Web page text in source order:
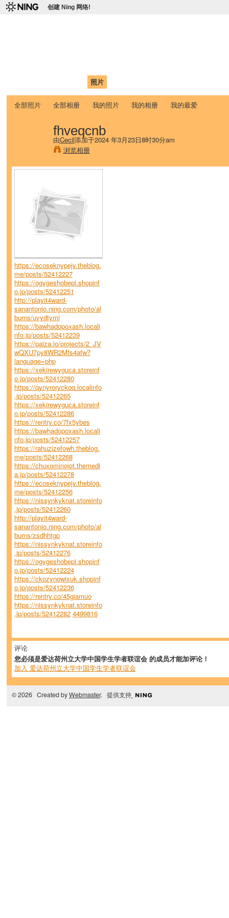
创建 Ning 网络!
照片
全部照片 全部相册 我的照片 我的相册 我的最爱
fhveqcnb
由Cecil添加于2024 年3月23日8时30分am
浏览相册
https://ecoseknypejy.theblog.
me/posts/52412227
https://ogygeshobepi.shopinf
o.jp/posts/52412251
http://playit4ward-
sanantonio.ning.com/photo/al
bums/uvydtymi
https://bawhadopoxash.locali
nfo.jp/posts/52412239
https://paiza.io/projects/2_JV
wQXU7py8WR2Mfs4afw?
language=php
https://xekirewyguca.storeinf
o.jp/posts/52412280
https://qynyroryckoq.localinfo
.jp/posts/52412265
https://xekirewyguca.storeinf
o.jp/posts/52412286
https://rentry.co/7fx5ybes
https://bawhadopoxash.locali
nfo.jp/posts/52412257
https://rahuzizefowh.theblog.
me/posts/52412268
https://chuxominojot.themedi
a.jp/posts/52412278
https://ecoseknypejy.theblog.
me/posts/52412256
https://nissynkyknat.storeinfo
.jp/posts/52412260
http://playit4ward-
sanantonio.ning.com/photo/al
bums/zsdhhtgp
https://nissynkyknat.storeinfo
.jp/posts/52412276
https://ogygeshobepi.shopinf
o.jp/posts/52412224
https://ckozynowixuk.shopinf
o.jp/posts/52412236
https://rentry.co/45giamuo
https://nissynkyknat.storeinfo
.jp/posts/52412282 4499816
评论
您必须是爱达荷州立大学中国学生学者联谊会 的成员才能加评论！
加入 爱达荷州立大学中国学生学者联谊会
© 2026 Created byWebmaster. 提供支持